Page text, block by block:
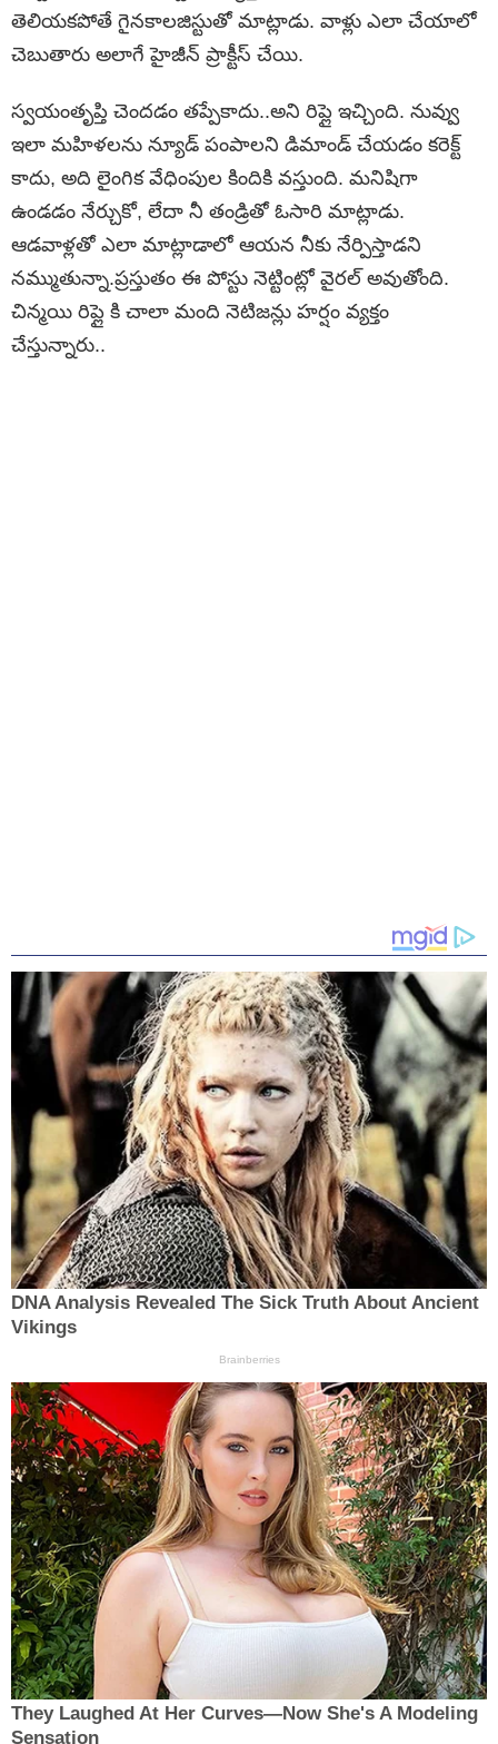
తెలియకపోతే గైనకాలజిస్టుతో మాట్లాడు. వాళ్లు ఎలా చేయాలో
చెబుతారు అలాగే హైజీన్ ప్రాక్టీస్ చేయి.
స్వయంతృప్తి చెందడం తప్పేకాదు..అని రిప్లై ఇచ్చింది. నువ్వు
ఇలా మహిళలను న్యూడ్ పంపాలని డిమాండ్ చేయడం కరెక్ట్
కాదు, అది లైంగిక వేధింపుల కిందికి వస్తుంది. మనిషిగా
ఉండడం నేర్చుకో, లేదా నీ తండ్రితో ఓసారి మాట్లాడు.
ఆడవాళ్లతో ఎలా మాట్లాడాలో ఆయన నీకు నేర్పిస్తాడని
నమ్ముతున్నా.ప్రస్తుతం ఈ పోస్టు నెట్టింట్లో వైరల్ అవుతోంది.
చిన్మయి రిప్లై కి చాలా మంది నెటిజన్లు హర్షం వ్యక్తం
చేస్తున్నారు..